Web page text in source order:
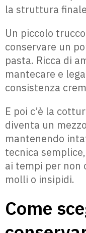
la struttura
Un piccolo
conservare un
pasta. Ricca di
mantecare e
consistenza
E poi c’è la
diventa un
mantenendo
tecnica
ai tempi per
molli o insipidi.
Come